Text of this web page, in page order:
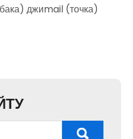
джиmail (точка)